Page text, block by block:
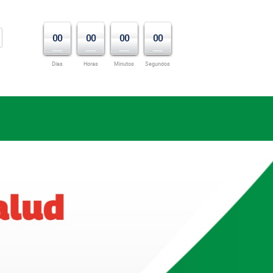
00
Días
00
Horas
00
Minutos
00
Segundos